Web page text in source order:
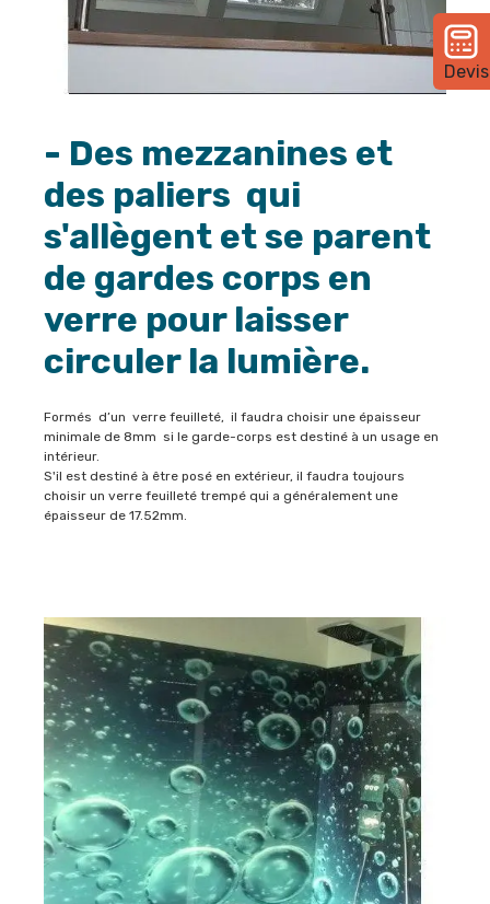
Devis
- Des mezzanines et
des paliers qui
s'allègent et se parent
de gardes corps en
verre pour laisser
circuler la lumière.
Formés d’un verre feuilleté, il faudra choisir une épaisseur
minimale de 8mm si le garde-corps est destiné à un usage en
intérieur.
S'il est destiné à être posé en extérieur, il faudra toujours
choisir un verre feuilleté trempé qui a généralement une
épaisseur de 17.52mm.